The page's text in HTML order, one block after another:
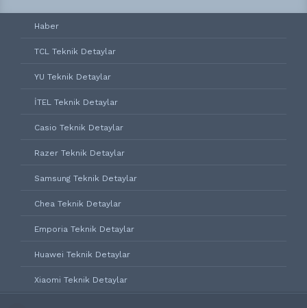
Haber
TCL Teknik Detaylar
YU Teknik Detaylar
İTEL Teknik Detaylar
Casio Teknik Detaylar
Razer Teknik Detaylar
Samsung Teknik Detaylar
Chea Teknik Detaylar
Emporia Teknik Detaylar
Huawei Teknik Detaylar
Xiaomi Teknik Detaylar